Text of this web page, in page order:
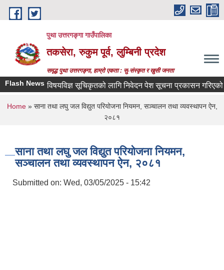
Skip to main content
पुथा उत्तरगङ्गा गाउँपालिका
तकसेरा, रुकुम पूर्व, लुम्बिनी प्रदेश
समृद्ध पुथा उत्तरगङ्गा, हाम्रो एकता : सु-संस्कृत र खुसी जनता
Flash Newsविषयविज्ञ सूचिकृतको लागि निवेदन पेश सूचना प्रकासन गरिएको बारे
You are here
Home» साना तथा लघु जल विद्युत परियोजना नियमन, सञ्चालन तथा व्यवस्थापन ऐन,
२०८१
साना तथा लघु जल विद्युत परियोजना नियमन,
सञ्चालन तथा व्यवस्थापन ऐन, २०८१
Submitted on: Wed, 03/05/2025 - 15:42